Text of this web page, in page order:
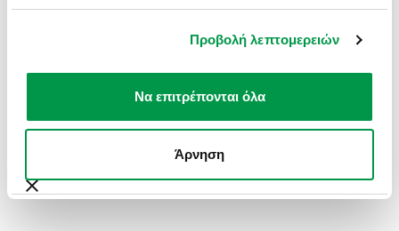
Προβολή λεπτομερειών
Να επιτρέπονται όλα
Άρνηση